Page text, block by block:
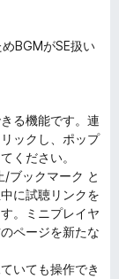
BGMがSE扱い
る機能です。連
ックし、ポップ
ください。
ブックマーク と
に試聴リンクを
。ミニプレイヤ
ページを新たな
いても操作でき